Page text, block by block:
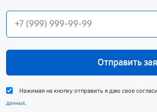
Отправить
Нажимая на кнопку отправить я даю свое
данных.